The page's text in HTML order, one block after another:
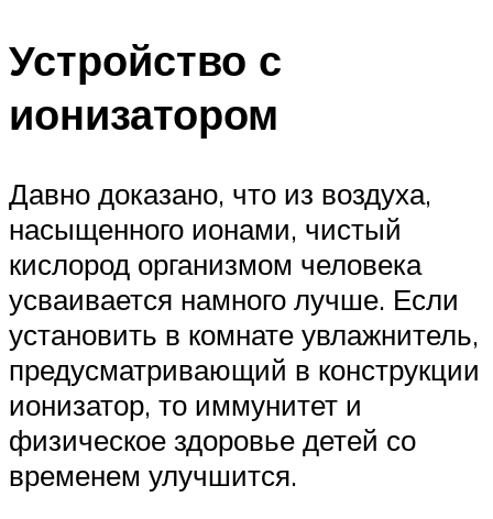
Устройство с
ионизатором
Давно доказано, что из воздуха,
насыщенного ионами, чистый
кислород организмом человека
усваивается намного лучше. Если
установить в комнате увлажнитель,
предусматривающий в конструкции
ионизатор, то иммунитет и
физическое здоровье детей со
временем улучшится.